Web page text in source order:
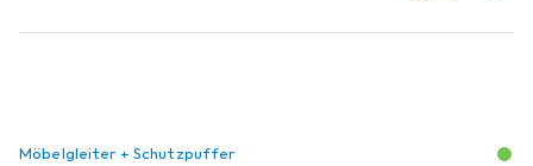
Möbelgleiter + Schutzpuffer